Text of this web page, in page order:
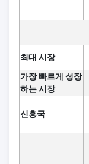
최대 시장
가장 빠르게 성장
하는 시장
신흥국